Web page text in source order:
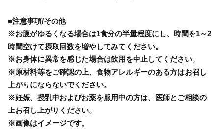
■注意事項/その他
※お腹がゆるくなる場合は1食分の半量程度にし、時間を1～2
時間空けて摂取回数を増やしてみてください。
※お身体に異常を感じた場合は飲用を中止してください。
※原材料等をご確認の上、食物アレルギーのある方はお召し
上がりにならないでください。
※妊娠、授乳中およびお薬を服用中の方は、医師とご相談の
上お召し上がりください。
※画像はイメージです。